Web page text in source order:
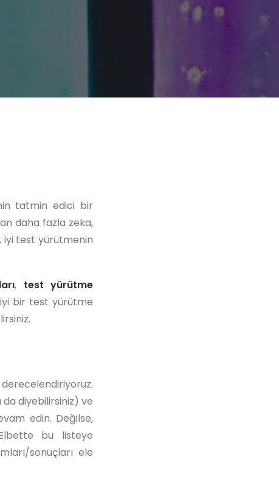
tatmin edici bir
daha fazla zeka,
iyi test yürütmenin
, test yürütme
bir test yürütme
da diyebilirsiniz) ve
edin. Değilse,
bu listeye
sonuçları ele